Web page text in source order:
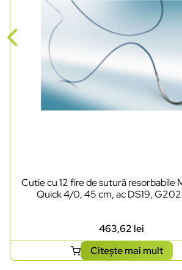
Cutie cu 12 fire de sutură resorbabile
Quick 4/0, 45 cm, ac DS19,
463,62 lei
Citește mai mult